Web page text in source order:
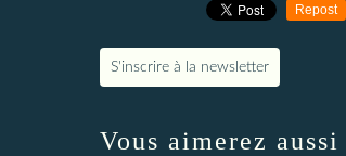
Repost
S'inscrire à la newsletter
Vous aimerez aussi